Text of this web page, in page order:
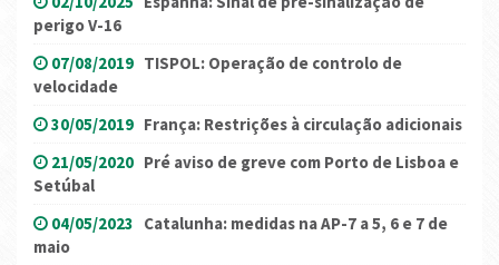
perigo V-16
07/08/2019 TISPOL: Operação de controlo de
velocidade
30/05/2019 França: Restrições à circulação adicionais
21/05/2020 Pré aviso de greve com Porto de Lisboa e
Setúbal
04/05/2023 Catalunha: medidas na AP-7 a 5, 6 e 7 de
maio